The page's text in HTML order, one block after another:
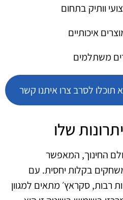
וותיק בתחום
איכותיים
משתלמים
לסרב צרו איתנו קשר
שלו
החינוך, המאפשר
בקלות יחסית. עם
רבות, סקראץ׳ מתאים למגוון